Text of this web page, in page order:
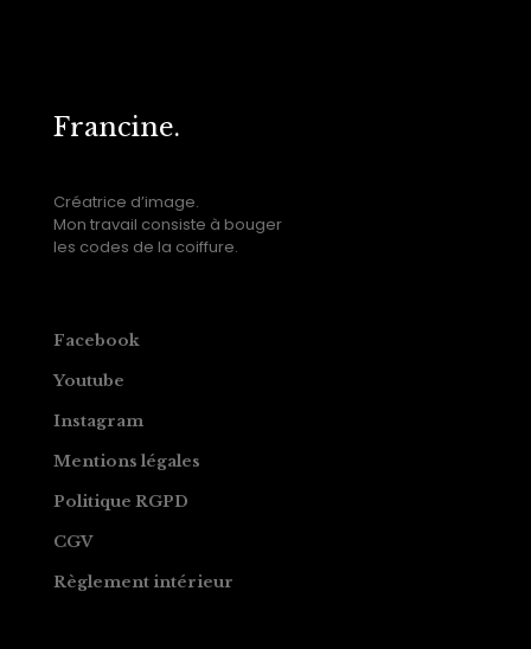
Francine.
Créatrice d’image.
Mon travail consiste à bouger
les codes de la coiffure.
Facebook
Youtube
Instagram
Mentions légales
Politique RGPD
CGV
Règlement intérieur